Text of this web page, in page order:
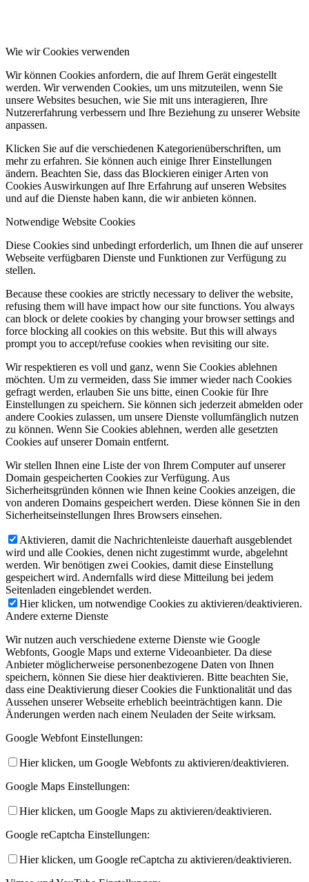
Wie wir Cookies verwenden
Wir können Cookies anfordern, die auf Ihrem Gerät eingestellt
werden. Wir verwenden Cookies, um uns mitzuteilen, wenn Sie
unsere Websites besuchen, wie Sie mit uns interagieren, Ihre
Nutzererfahrung verbessern und Ihre Beziehung zu unserer Website
anpassen.
Klicken Sie auf die verschiedenen Kategorienüberschriften, um
mehr zu erfahren. Sie können auch einige Ihrer Einstellungen
ändern. Beachten Sie, dass das Blockieren einiger Arten von
Cookies Auswirkungen auf Ihre Erfahrung auf unseren Websites
und auf die Dienste haben kann, die wir anbieten können.
Notwendige Website Cookies
Diese Cookies sind unbedingt erforderlich, um Ihnen die auf unserer
Webseite verfügbaren Dienste und Funktionen zur Verfügung zu
stellen.
Because these cookies are strictly necessary to deliver the website,
refusing them will have impact how our site functions. You always
can block or delete cookies by changing your browser settings and
force blocking all cookies on this website. But this will always
prompt you to accept/refuse cookies when revisiting our site.
Wir respektieren es voll und ganz, wenn Sie Cookies ablehnen
möchten. Um zu vermeiden, dass Sie immer wieder nach Cookies
gefragt werden, erlauben Sie uns bitte, einen Cookie für Ihre
Einstellungen zu speichern. Sie können sich jederzeit abmelden oder
andere Cookies zulassen, um unsere Dienste vollumfänglich nutzen
zu können. Wenn Sie Cookies ablehnen, werden alle gesetzten
Cookies auf unserer Domain entfernt.
Wir stellen Ihnen eine Liste der von Ihrem Computer auf unserer
Domain gespeicherten Cookies zur Verfügung. Aus
Sicherheitsgründen können wie Ihnen keine Cookies anzeigen, die
von anderen Domains gespeichert werden. Diese können Sie in den
Sicherheitseinstellungen Ihres Browsers einsehen.
Aktivieren, damit die Nachrichtenleiste dauerhaft ausgeblendet
wird und alle Cookies, denen nicht zugestimmt wurde, abgelehnt
werden. Wir benötigen zwei Cookies, damit diese Einstellung
gespeichert wird. Andernfalls wird diese Mitteilung bei jedem
Seitenladen eingeblendet werden.
Hier klicken, um notwendige Cookies zu aktivieren/deaktivieren.
Andere externe Dienste
Wir nutzen auch verschiedene externe Dienste wie Google
Webfonts, Google Maps und externe Videoanbieter. Da diese
Anbieter möglicherweise personenbezogene Daten von Ihnen
speichern, können Sie diese hier deaktivieren. Bitte beachten Sie,
dass eine Deaktivierung dieser Cookies die Funktionalität und das
Aussehen unserer Webseite erheblich beeinträchtigen kann. Die
Änderungen werden nach einem Neuladen der Seite wirksam.
Google Webfont Einstellungen:
Hier klicken, um Google Webfonts zu aktivieren/deaktivieren.
Google Maps Einstellungen:
Hier klicken, um Google Maps zu aktivieren/deaktivieren.
Google reCaptcha Einstellungen:
Hier klicken, um Google reCaptcha zu aktivieren/deaktivieren.